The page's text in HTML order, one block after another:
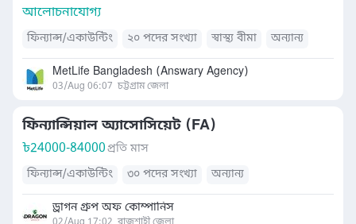
আলোচনাযোগ্য
ফিন্যান্স/একাউন্টিং ২০ পদের সংখ্যা স্বাস্থ্য বীমা অন্যান্য
MetLife Bangladesh (Answary Agency)
03/Aug 06:07 চট্টগ্রাম জেলা
ফিন্যান্সিয়াল অ্যাসোসিয়েট (FA)
৳24000-84000প্রতি মাস
ফিন্যান্স/একাউন্টিং
৩০ পদের সংখ্যা অন্যান্য
ড্রাগন গ্রুপ অফ কোম্পানিস